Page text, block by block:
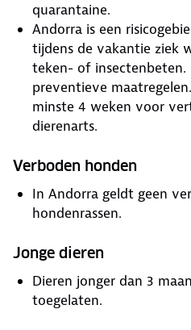
quarantaine.
Andorra is een
tijdens de vakantie ziek
teken- of insectenbeten.
preventieve
minste 4 weken voor
dierenarts.
Verboden honden
In Andorra geldt geen
hondenrassen.
Jonge dieren
Dieren jonger dan 3
toegelaten.